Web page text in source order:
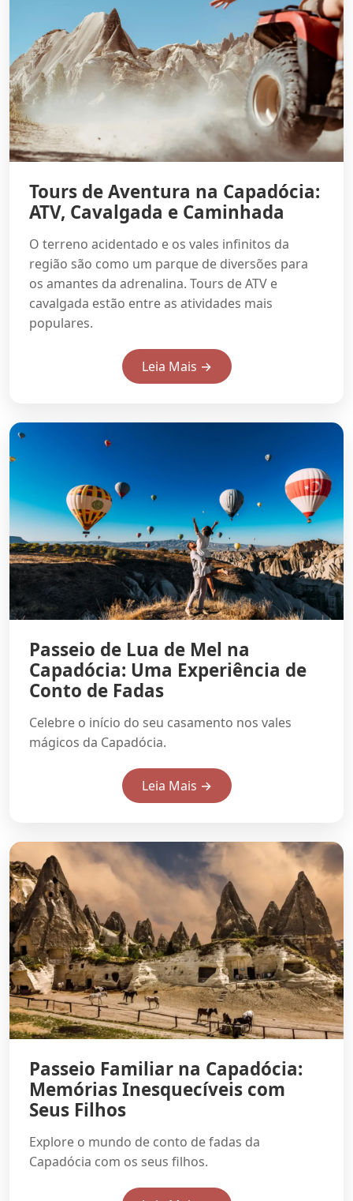
Tours de Aventura na Capadócia:
ATV, Cavalgada e Caminhada
O terreno acidentado e os vales infinitos da
região são como um parque de diversões para
os amantes da adrenalina. Tours de ATV e
cavalgada estão entre as atividades mais
populares.
Leia Mais →
Passeio de Lua de Mel na
Capadócia: Uma Experiência de
Conto de Fadas
Celebre o início do seu casamento nos vales
mágicos da Capadócia.
Leia Mais →
Passeio Familiar na Capadócia:
Memórias Inesquecíveis com
Seus Filhos
Explore o mundo de conto de fadas da
Capadócia com os seus filhos.